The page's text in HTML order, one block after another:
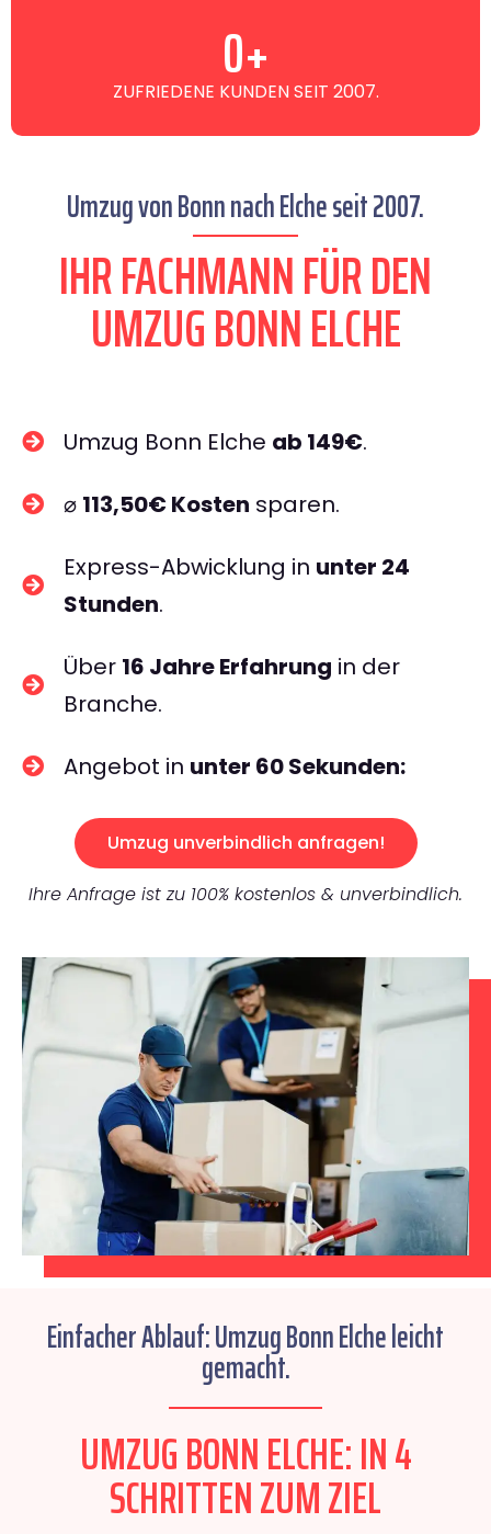
ZUFRIEDENE KUNDEN SEIT 2007.
0+
Umzug von Bonn nach Elche seit 2007.
IHR FACHMANN FÜR DEN
UMZUG BONN ELCHE
Umzug Bonn Elche ab 149€.
⌀ 113,50€ Kosten sparen.
Express-Abwicklung in unter 24
Stunden.
Über 16 Jahre Erfahrung in der
Branche.
Angebot in unter 60 Sekunden:
Umzug unverbindlich anfragen!
Ihre Anfrage ist zu 100% kostenlos & unverbindlich.
Einfacher Ablauf: Umzug Bonn Elche leicht
gemacht.
UMZUG BONN ELCHE: IN 4
SCHRITTEN ZUM ZIEL